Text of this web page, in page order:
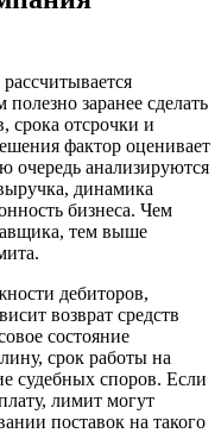
заранее сделать
срока отсрочки и
фактор оценивает
очередь анализируются
динамика
бизнеса. Чем
тем выше
дебиторов,
возврат средств
состояние
срок работы на
судебных споров. Если
лимит могут
поставок на такого